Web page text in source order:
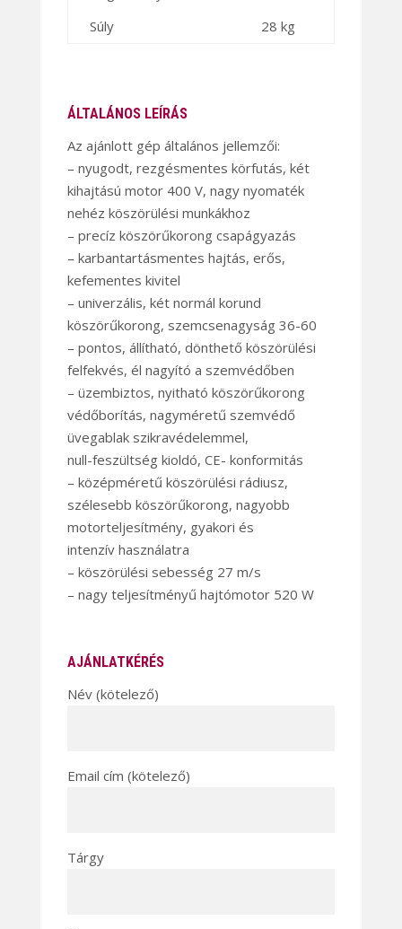
Súly
28 kg
ÁLTALÁNOS LEÍRÁS
Az ajánlott gép általános jellemzői:
– nyugodt, rezgésmentes körfutás, két
kihajtású motor 400 V, nagy nyomaték
nehéz köszörülési munkákhoz
– precíz köszörűkorong csapágyazás
– karbantartásmentes hajtás, erős,
kefementes kivitel
– univerzális, két normál korund
köszörűkorong, szemcsenagyság 36-60
– pontos, állítható, dönthető köszörülési
felfekvés, él nagyító a szemvédőben
– üzembiztos, nyitható köszörűkorong
védőborítás, nagyméretű szemvédő
üvegablak szikravédelemmel,
null-feszültség kioldó, CE- konformitás
– középméretű köszörülési rádiusz,
szélesebb köszörűkorong, nagyobb
motorteljesítmény, gyakori és
intenzív használatra
– köszörülési sebesség 27 m/s
– nagy teljesítményű hajtómotor 520 W
AJÁNLATKÉRÉS
Név (kötelező)
Email cím (kötelező)
Tárgy